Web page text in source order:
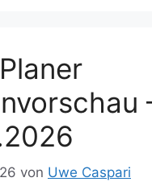
von Uwe Caspari